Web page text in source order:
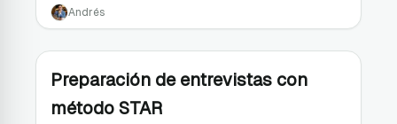
Andrés
Preparación de entrevistas con
método STAR